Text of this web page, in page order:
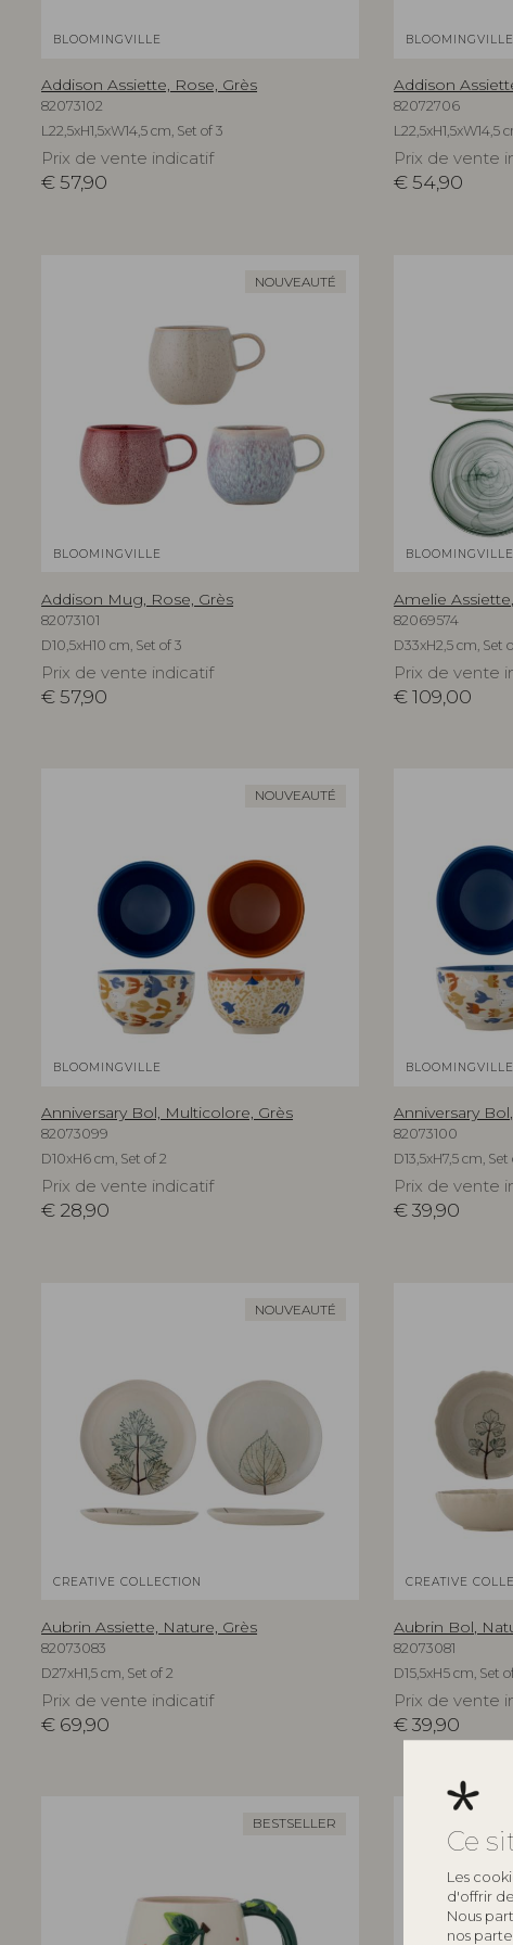
Ce
Les
d'offrir
Nous
nos
BLOOMINGVILLE
Addison Assiette, Rose, Grès
82073102
L22,5xH1,5xW14,5 cm, Set of 3
Prix de vente indicatif
€57,90
BLOOMINGVILLE
Addison
82072706
L22,5xH1,5xW14,5
Prix de vente
€54,90
NOUVEAUTÉ
BLOOMINGVILLE
Addison Mug, Rose, Grès
82073101
D10,5xH10 cm, Set of 3
Prix de vente indicatif
€57,90
BLOOMINGVILLE
Amelie
82069574
D33xH2,5 cm, Set
Prix de vente
€109,00
NOUVEAUTÉ
BLOOMINGVILLE
Anniversary Bol, Multicolore, Grès
82073099
D10xH6 cm, Set of 2
Prix de vente indicatif
€ 28,90
BLOOMINGVILLE
Anniversary
82073100
D13,5xH7,5 cm, Set
Prix de vente
€39,90
NOUVEAUTÉ
CREATIVE COLLECTION
Aubrin Assiette, Nature, Grès
82073083
D27xH1,5 cm, Set of 2
Prix de vente indicatif
€ 69,90
CREATIVE
Aubrin Bol,
82073081
D15,5xH5 cm, Set
Prix de vente
€39,90
BESTSELLER